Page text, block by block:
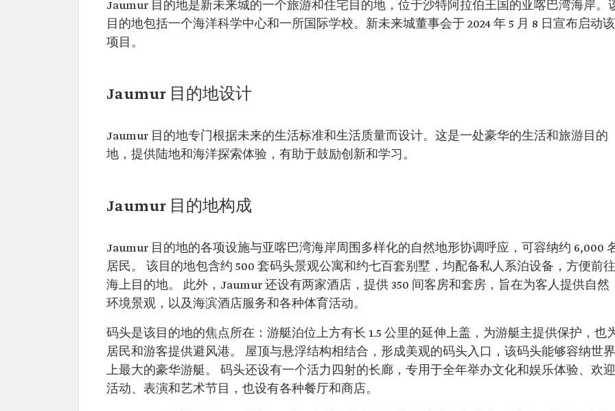
Jaumur 目的地是新未来城的一个旅游和住宅目的地，位于沙特阿拉伯王国的亚喀巴湾海岸。
目的地包括一个海洋科学中心和一所国际学校。新未来城董事会于 2024 年 5 月 8 日宣布启动该
项目。
Jaumur 目的地设计
Jaumur 目的地专门根据未来的生活标准和生活质量而设计。这是一处豪华的生活和旅游目的
地，提供陆地和海洋探索体验，有助于鼓励创新和学习。
Jaumur 目的地构成
Jaumur 目的地的各项设施与亚喀巴湾海岸周围多样化的自然地形协调呼应，可容纳约 6,000
居民。 该目的地包含约 500 套码头景观公寓和约七百套别墅，均配备私人系泊设备，方便前往
海上目的地。 此外，Jaumur 还设有两家酒店，提供 350 间客房和套房，旨在为客人提供自然
环境景观，以及海滨酒店服务和各种体育活动。
码头是该目的地的焦点所在：游艇泊位上方有长 1.5 公里的延伸上盖，为游艇主提供保护，也
居民和游客提供避风港。 屋顶与悬浮结构相结合，形成美观的码头入口，该码头能够容纳世界
上最大的豪华游艇。 码头还设有一个活力四射的长廊，专用于全年举办文化和娱乐体验、欢迎
活动、表演和艺术节目，也设有各种餐厅和商店。